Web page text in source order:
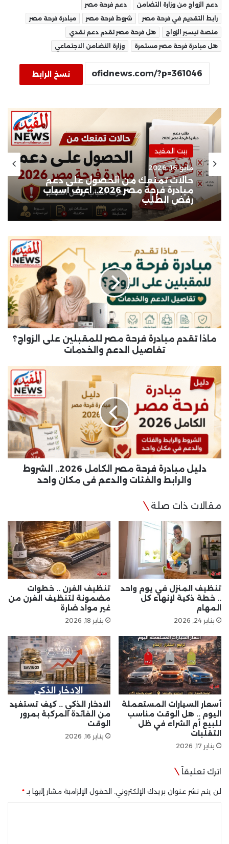
دعم الزواج من وزارة التضامن
دعم فرحة مصر
رابط التقديم في فرحة مصر
شروط فرحة مصر
مبادرة فرحة مصر
منصة تيسير الزواج
هل فرحة مصر تقدم دعم نقدي
هل مبادرة فرحة مصر مستمرة
وزارة التضامن الاجتماعي
نسخ الرابط
بيت المفيد
مايو 16, 2026
حالات تمنعك من الحصول على دعم
مبادرة فرحة مصر 2026.. اعرف أسباب
رفض الطلب
بيت المفيد
مايو 16, 2026
شروط التقديم في مبادرة فرحة مصر
2026 للفئات الأولى بالرعاية
ماذا
تقدم
مبادرة
فرحة
مصر
للمقبلين
الزواج؟
تفاصيل
الدعم
ماذا تقدم مبادرة فرحة مصر للمقبلين على الزواج؟
تفاصيل الدعم والخدمات
مبادرة
فرحة
مصر
الكامل
2026..
الشروط
والفئات
والدعم
دليل مبادرة فرحة مصر الكامل 2026.. الشروط
والرابط والفئات والدعم في مكان واحد
مقالات ذات صلة
تنظيف المنزل في يوم واحد
.. خطة ذكية لإنهاء كل
المهام
يناير 24, 2026
تنظيف الفرن .. خطوات
مضمونة لتنظيف الفرن من
غير مواد ضارة
يناير 18, 2026
أسعار السيارات المستعملة
اليوم .. هل الوقت مناسب
للبيع أم الشراء في ظل
التقلبات
يناير 17, 2026
الادخار الذكي .. كيف تستفيد
من الفائدة المركبة بمرور
الوقت
يناير 16, 2026
اترك تعليقاً
لن يتم نشر عنوان بريدك الإلكتروني. الحقول الإلزامية مشار إليها بـ *